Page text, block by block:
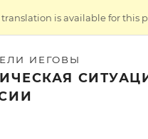
is available for this
ИЕГОВЫ